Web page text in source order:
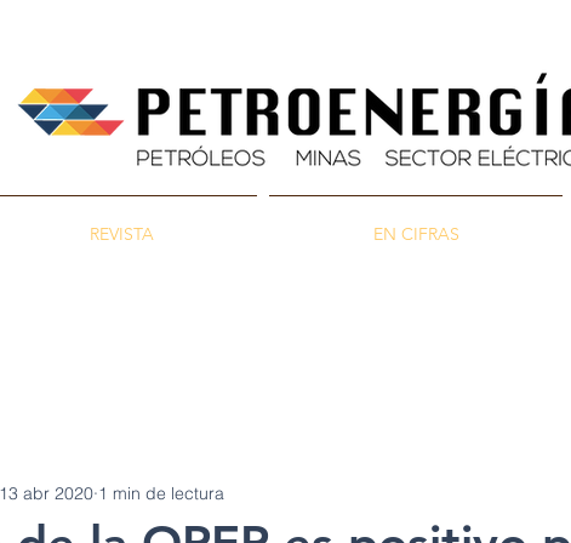
REVISTA EN CIFRAS
13 abr 2020 1 min de lectura